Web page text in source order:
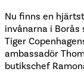
Nu finns en
invånarna i Borås
Tiger
ambassadör
butikschef